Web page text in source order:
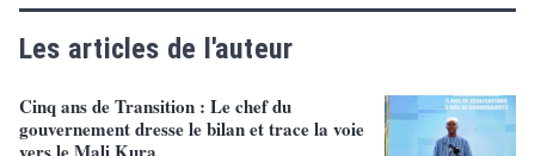
Les articles de l'auteur
Cinq ans de Transition : Le chef du
gouvernement dresse le bilan et trace la voie
vers le Mali Kura